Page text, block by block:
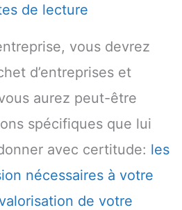
de lecture
vous devrez
d’entreprises et
aurez peut-être
spécifiques que lui
avec certitude: les
nécessaires à votre
de votre